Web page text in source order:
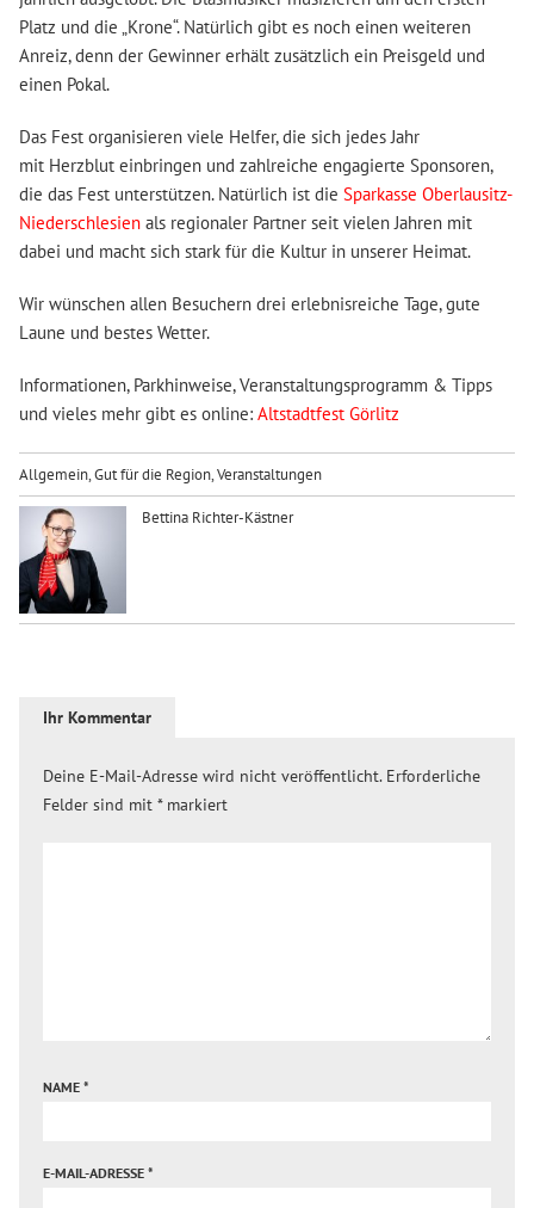
Platz und die „Krone“. Natürlich gibt es noch einen weiteren
Anreiz, denn der Gewinner erhält zusätzlich ein Preisgeld und
einen Pokal.
Das Fest organisieren viele Helfer, die sich jedes Jahr
mit Herzblut einbringen und zahlreiche engagierte Sponsoren,
die das Fest unterstützen. Natürlich ist die Sparkasse Oberlausitz-
Niederschlesienals regionaler Partner seit vielen Jahren mit
dabei und macht sich stark für die Kultur in unserer Heimat.
Wir wünschen allen Besuchern drei erlebnisreiche Tage, gute
Laune und bestes Wetter.
Informationen, Parkhinweise, Veranstaltungsprogramm & Tipps
und vieles mehr gibt es online: Altstadtfest Görlitz
Allgemein,Gut für die Region,Veranstaltungen
Bettina Richter-Kästner
Ihr Kommentar
Deine E-Mail-Adresse wird nicht veröffentlicht. Erforderliche
Felder sind mit *markiert
NAME *
E-MAIL-ADRESSE *